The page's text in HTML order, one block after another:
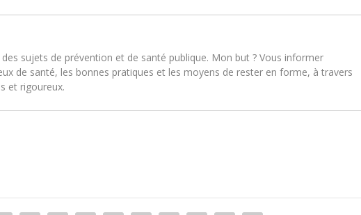
des sujets de prévention et de santé publique. Mon but ? Vous informer
de santé, les bonnes pratiques et les moyens de rester en forme, à travers
et rigoureux.